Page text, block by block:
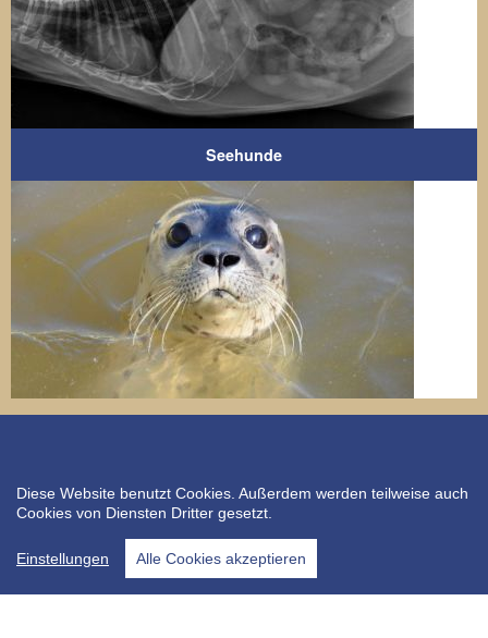
Seehunde
Vieth
Diese Website benutzt Cookies. Außerdem werden teilweise auch
Cookies von Diensten Dritter gesetzt.
Einstellungen Alle Cookies akzeptieren